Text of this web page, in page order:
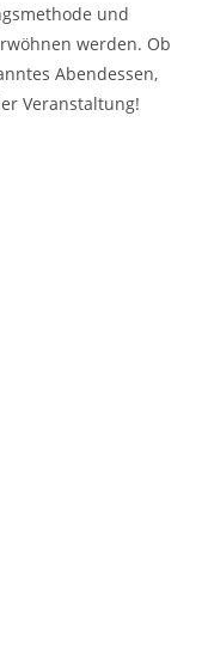
und
werden. Ob
Abendessen,
Veranstaltung!